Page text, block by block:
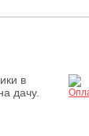
в
дачу.